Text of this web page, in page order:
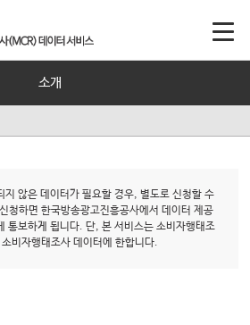
소개
지 않은 데이터가 필요할 경우, 별도로 신청할 수
청하면 한국방송광고진흥공사에서 데이터 제공
통보하게 됩니다. 단, 본 서비스는 소비자행태조
비자행태조사 데이터에 한합니다.